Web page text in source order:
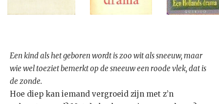
Een kind als het geboren wordt is zoo wit als sneeuw, maar
wie wel toeziet bemerkt op de sneeuw een roode vlek, dat is
de zonde.
Hoe diep kan iemand vergroeid zijn met z’n